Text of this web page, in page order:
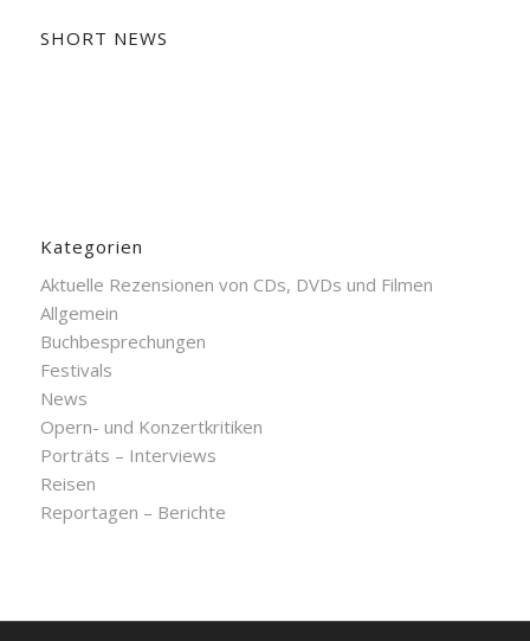
SHORT NEWS
Kategorien
Aktuelle Rezensionen von CDs, DVDs und Filmen
Allgemein
Buchbesprechungen
Festivals
News
Opern- und Konzertkritiken
Porträts – Interviews
Reisen
Reportagen – Berichte